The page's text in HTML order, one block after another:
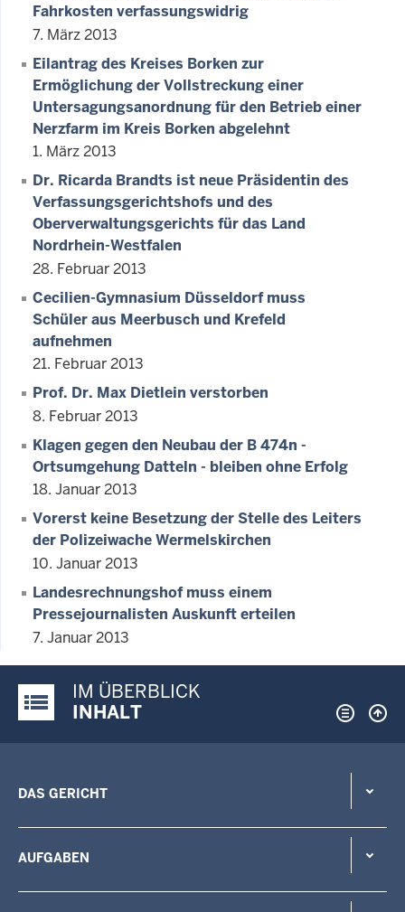
Fahrkosten verfassungswidrig
7. März 2013
Eilantrag des Kreises Borken zur
Ermöglichung der Vollstreckung einer
Untersagungsanordnung für den Betrieb einer
Nerzfarm im Kreis Borken abgelehnt
1. März 2013
Dr. Ricarda Brandts ist neue Präsidentin des
Verfassungsgerichtshofs und des
Oberverwaltungsgerichts für das Land
Nordrhein-Westfalen
28. Februar 2013
Cecilien-Gymnasium Düsseldorf muss
Schüler aus Meerbusch und Krefeld
aufnehmen
21. Februar 2013
Prof. Dr. Max Dietlein verstorben
8. Februar 2013
Klagen gegen den Neubau der B 474n -
Ortsumgehung Datteln - bleiben ohne Erfolg
18. Januar 2013
Vorerst keine Besetzung der Stelle des Leiters
der Polizeiwache Wermelskirchen
10. Januar 2013
Landesrechnungshof muss einem
Pressejournalisten Auskunft erteilen
7. Januar 2013
Justiz-Portal im Überblick:
IM ÜBERBLICK
INHALT
DAS GERICHT
AUFGABEN